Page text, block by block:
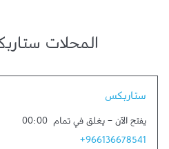
المحلات
ستاربكس
يفتح الآن - يغلق في تمام 00:00
+966136678541